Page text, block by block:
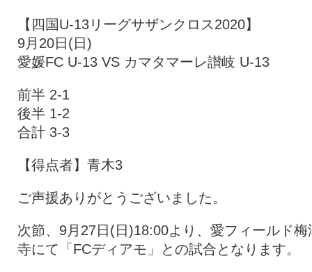
スポンサー グッズ
特設ページ
【四国U-13リーグサザンクロス2020】
9月20日(日)
愛媛FC U-13 VS カマタマーレ讃岐 U-13
前半 2-1
後半 1-2
合計 3-3
【得点者】青木3
ご声援ありがとうございました。
次節、9月27日(日)18:00より、愛フィールド梅
寺にて「FCディアモ」との試合となります。